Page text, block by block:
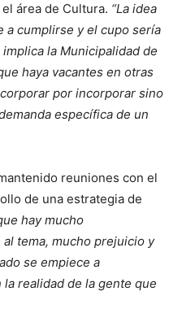
área de Cultura. “La idea
a cumplirse y el cupo sería
la Municipalidad de
haya vacantes en otras
por incorporar sino
específica de un
reuniones con el
de una estrategia de
hay mucho
tema, mucho prejuicio y
se empiece a
realidad de la gente que